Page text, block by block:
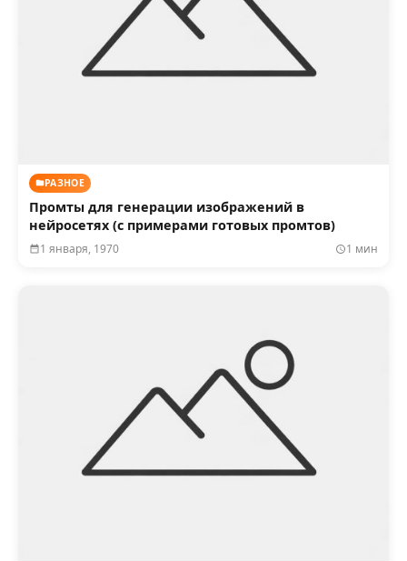
РАЗНОЕ
Промты для генерации изображений в
нейросетях (с примерами готовых промтов)
1 января, 1970 1 мин